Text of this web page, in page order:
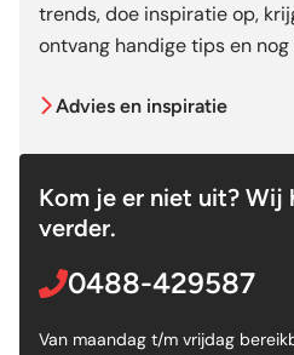
trends, doe inspiratie op,
ontvang handige tips en nog
Advies en inspiratie
Kom je er niet uit? Wij
verder.
0488-429587
Van maandag t/m vrijdag